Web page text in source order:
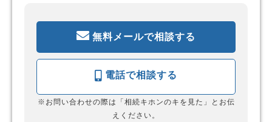
無料メールで相談する
電話で相談する
※お問い合わせの際は「相続キホンのキを見た」とお伝
えください。